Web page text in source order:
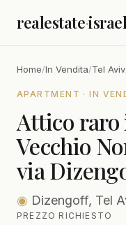
realestate·
Home/In Vendita/Tel Aviv
APARTMENT · IN
Attico raro
Vecchio
via
◉ Dizengoff, Tel
PREZZO RICHIESTO